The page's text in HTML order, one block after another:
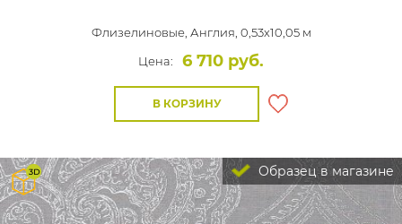
Флизелиновые, Англия, 0,53x10,05 м
Цена:
6 710 руб.
В КОРЗИНУ
Образец в магазине